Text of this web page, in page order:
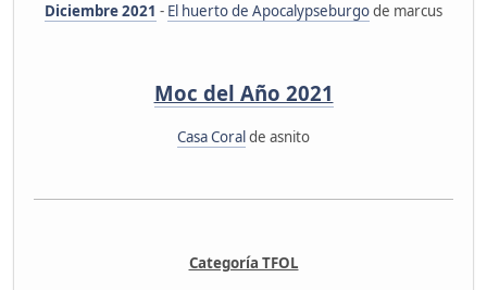
Diciembre 2021 - El huerto de Apocalypseburgode marcus
Moc del Año 2021
Casa Coralde asnito
Categoría TFOL